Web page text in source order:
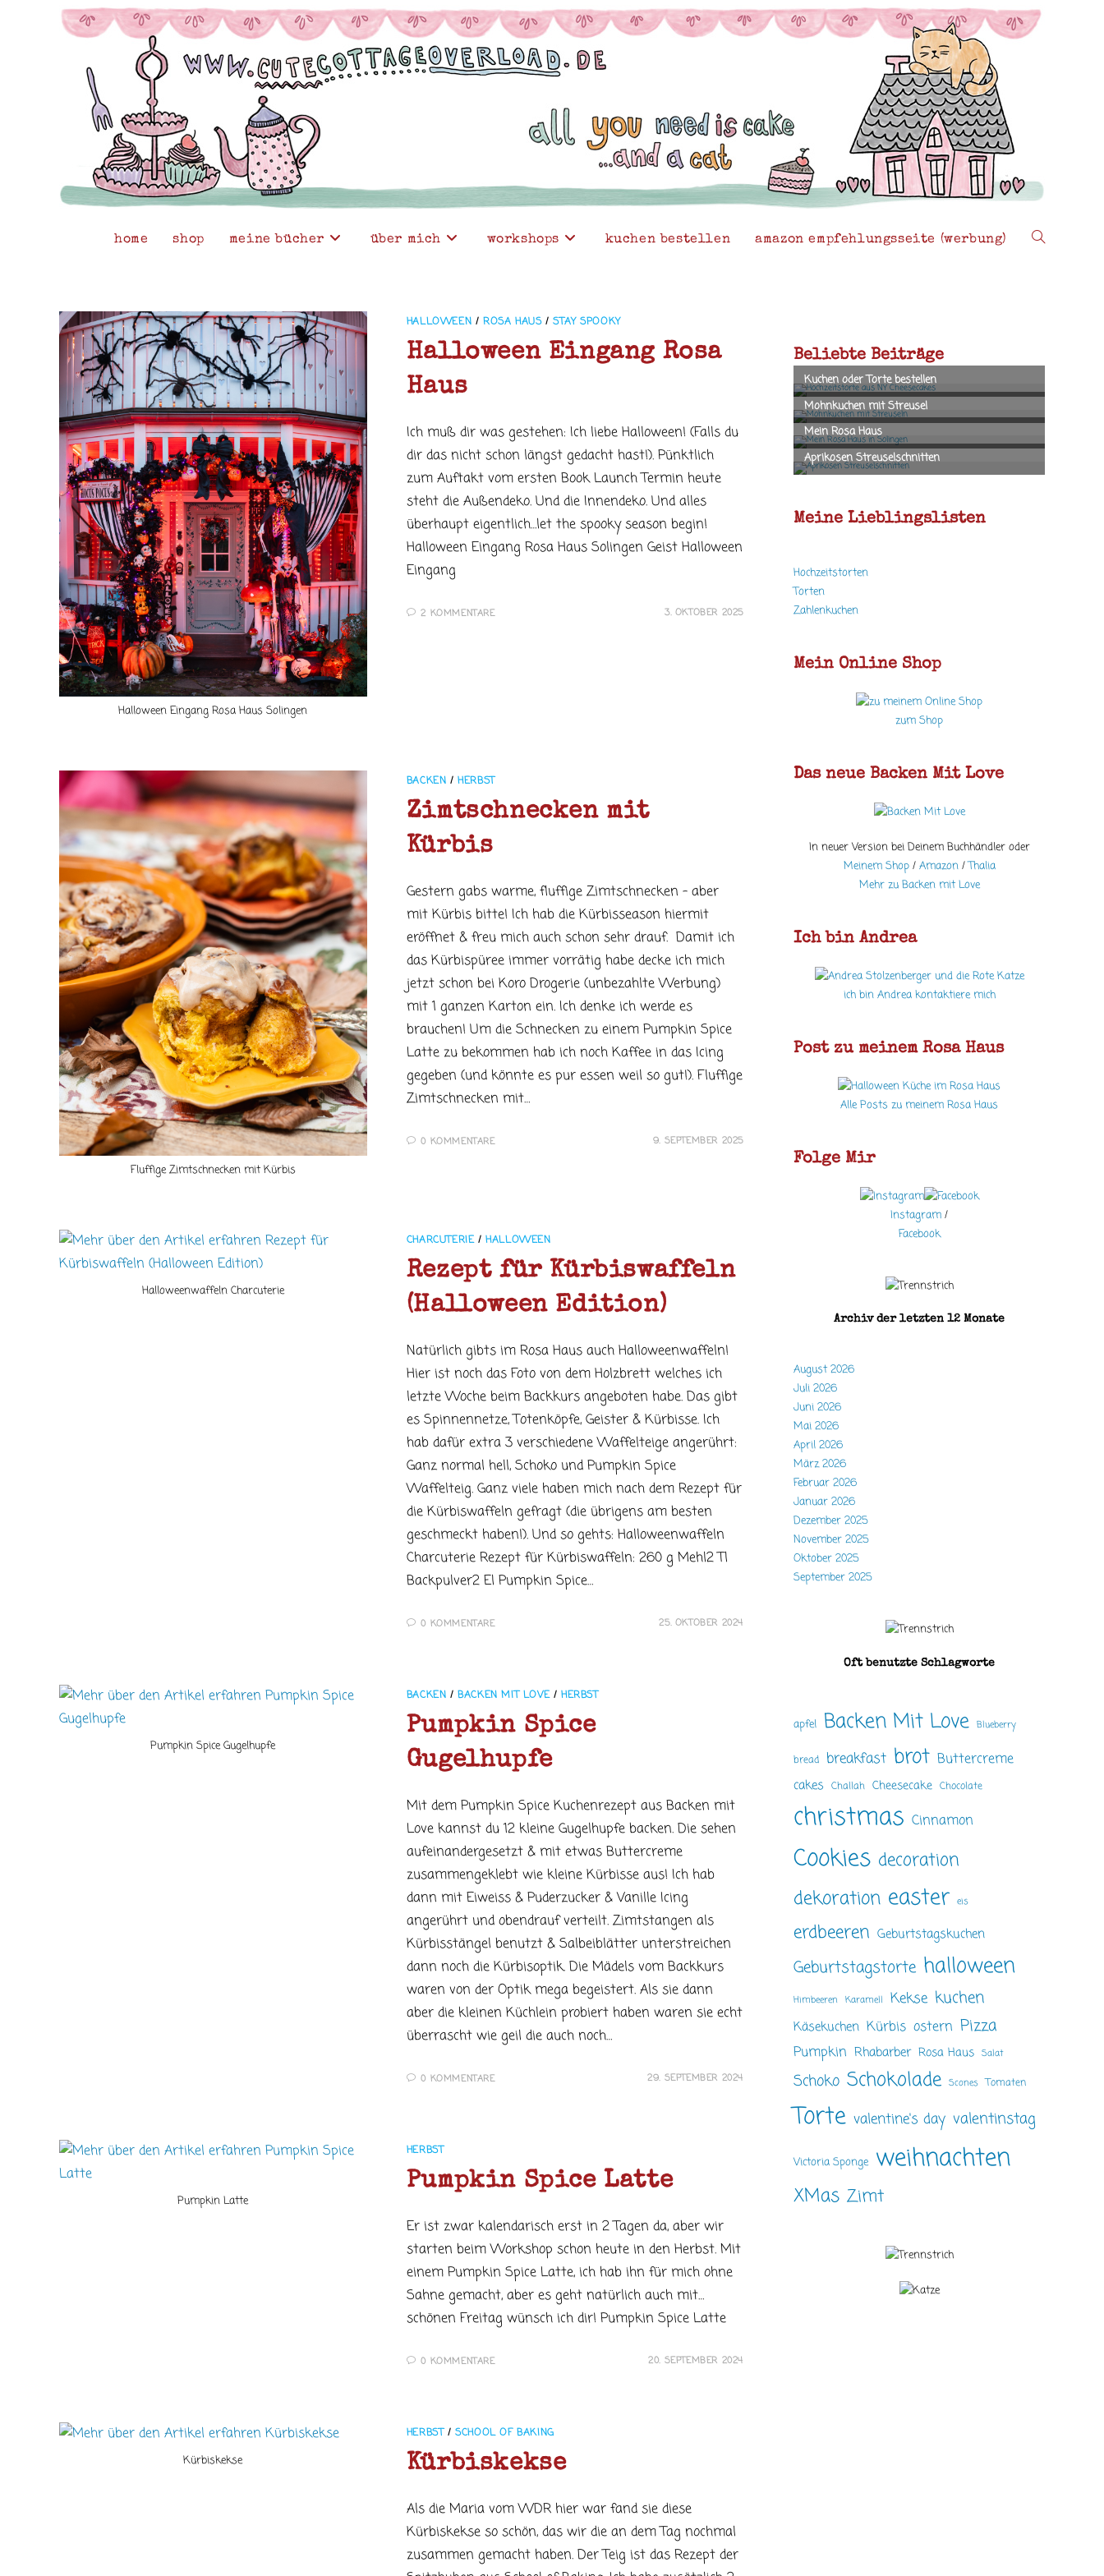
home shop meine bücher über mich workshops kuchen bestellen amazon empfehlungsseite (werbung) website-
Halloween Eingang Rosa Haus Solingen
HALLOWEEN /ROSA HAUS/STAY SPOOKY
Halloween Eingang Rosa
Haus
Ich muß dir was gestehen: Ich liebe Halloween! (Falls du
dir das nicht schon längst gedacht hast!). Pünktlich
zum Auftakt vom ersten Book Launch Termin heute
steht die Außendeko. Und die Innendeko. Und alles
überhaupt eigentlich…let the spooky season begin!
Halloween Eingang Rosa Haus Solingen Geist Halloween
Eingang
2 KOMMENTARE 3. OKTOBER 2025
Fluffige Zimtschnecken mit Kürbis
BACKEN /HERBST
Zimtschnecken mit
Kürbis
Gestern gabs warme, fluffige Zimtschnecken - aber
mit Kürbis bitte! Ich hab die Kürbisseason hiermit
eröffnet & freu mich auch schon sehr drauf. Damit ich
das Kürbispüree immer vorrätig habe decke ich mich
jetzt schon bei Koro Drogerie (unbezahlte Werbung)
mit 1 ganzen Karton ein. Ich denke ich werde es
brauchen! Um die Schnecken zu einem Pumpkin Spice
Latte zu bekommen hab ich noch Kaffee in das Icing
gegeben (und könnte es pur essen weil so gut!). Fluffige
Zimtschnecken mit…
0 KOMMENTARE 9. SEPTEMBER 2025
Halloweenwaffeln Charcuterie
CHARCUTERIE/HALLOWEEN
Rezept für Kürbiswaffeln
(Halloween Edition)
Natürlich gibts im Rosa Haus auch Halloweenwaffeln!
Hier ist noch das Foto von dem Holzbrett welches ich
letzte Woche beim Backkurs angeboten habe. Das gibt
es Spinnennetze, Totenköpfe, Geister & Kürbisse. Ich
hab dafür extra 3 verschiedene Waffelteige angerührt:
Ganz normal hell, Schoko und Pumpkin Spice
Waffelteig. Ganz viele haben mich nach dem Rezept für
die Kürbiswaffeln gefragt (die übrigens am besten
geschmeckt haben!). Und so gehts: Halloweenwaffeln
Charcuterie Rezept für Kürbiswaffeln: 260 g Mehl2 Tl
Backpulver2 El Pumpkin Spice…
0 KOMMENTARE 25. OKTOBER 2024
Pumpkin Spice Gugelhupfe
BACKEN /BACKEN MIT LOVE/HERBST
Pumpkin Spice
Gugelhupfe
Mit dem Pumpkin Spice Kuchenrezept aus Backen mit
Love kannst du 12 kleine Gugelhupfe backen. Die sehen
aufeinandergesetzt & mit etwas Buttercreme
zusammengeklebt wie kleine Kürbisse aus! Ich hab
dann mit Eiweiss & Puderzucker & Vanille Icing
angerührt und obendrauf verteilt. Zimtstangen als
Kürbisstängel benutzt & Salbeiblätter unterstreichen
dann noch die Kürbisoptik. Die Mädels vom Backkurs
waren von der Optik mega begeistert. Als sie dann
aber die kleinen Küchlein probiert haben waren sie echt
überrascht wie geil die auch noch…
0 KOMMENTARE 29. SEPTEMBER 2024
Pumpkin Latte
HERBST
Pumpkin Spice Latte
Er ist zwar kalendarisch erst in 2 Tagen da, aber wir
starten beim Workshop schon heute in den Herbst. Mit
einem Pumpkin Spice Latte, ich hab ihn für mich ohne
Sahne gemacht, aber es geht natürlich auch mit…
schönen Freitag wünsch ich dir! Pumpkin Spice Latte
0 KOMMENTARE 20. SEPTEMBER 2024
Kürbiskekse
HERBST/SCHOOL OF BAKING
Kürbiskekse
Als die Maria vom WDR hier war fand sie diese
Kürbiskekse so schön, das wir die an dem Tag nochmal
zusammen gemacht haben. Der Teig ist das Rezept der
Beliebte Beiträge
Meine Lieblingslisten
Hochzeitstorten
Torten
Zahlenkuchen
Mein Online Shop
zum Shop
Das neue Backen Mit Love
In neuer Version bei Deinem Buchhändler oder
Meinem Shop/ Amazon/Thalia
Mehr zu Backen mit Love
Ich bin Andrea
ich bin Andrea kontaktiere mich
Post zu meinem Rosa Haus
Alle Posts zu meinem Rosa Haus
Folge Mir
Instagram /
Facebook
Archiv der letzten 12 Monate
August 2026
Juli 2026
Juni 2026
Mai 2026
April 2026
März 2026
Februar 2026
Januar 2026
Dezember 2025
November 2025
Oktober 2025
September 2025
Oft benutzte Schlagworte
apfel Backen Mit Love Blueberry
bread breakfast brot Buttercreme
cakes Challah Cheesecake Chocolate
christmas Cinnamon
Cookies decoration
dekoration easter eis
erdbeeren Geburtstagskuchen
Geburtstagstorte halloween
Himbeeren Karamell Kekse kuchen
Käsekuchen Kürbis ostern Pizza
Pumpkin Rhabarber Rosa Haus Salat
Schoko Schokolade Scones Tomaten
Torte valentine's day valentinstag
Victoria Sponge weihnachten
XMas Zimt